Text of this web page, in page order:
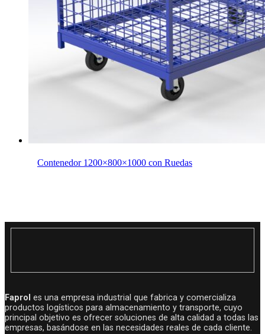
Contenedor 1200×800×1000 con Ruedas
Faprol es una empresa industrial que fabrica y comercializa
productos logísticos para almacenamiento y transporte, cuyo
principal objetivo es ofrecer soluciones de alta calidad a todas las
empresas, basándose en las necesidades reales de cada cliente.